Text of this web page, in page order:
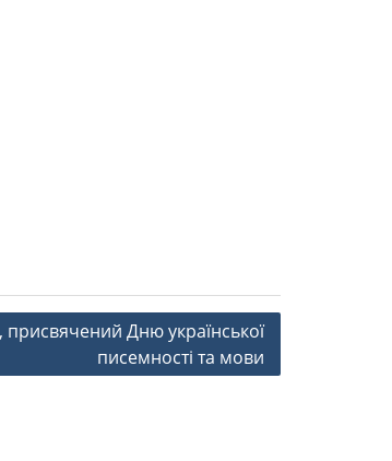
Дню української
писемності та мови